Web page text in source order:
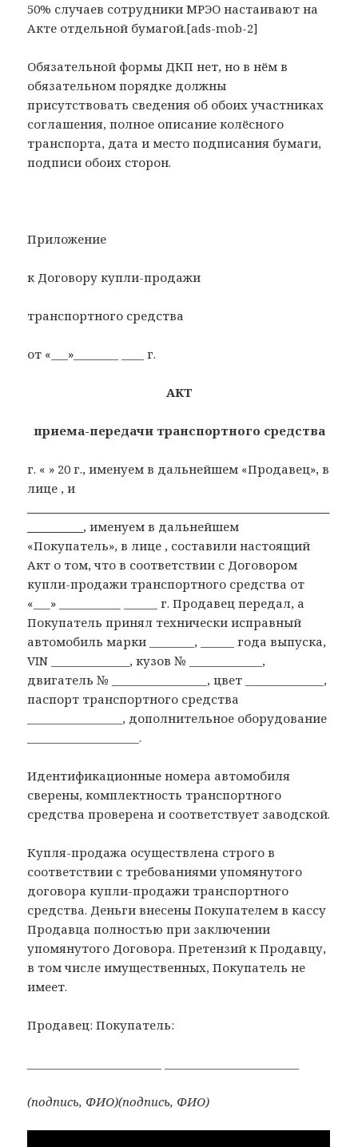
50% случаев сотрудники МРЭО настаивают на
Акте отдельной бумагой.[ads-mob-2]
Обязательной формы ДКП нет, но в нём в
обязательном порядке должны
присутствовать сведения об обоих участниках
соглашения, полное описание колёсного
транспорта, дата и место подписания бумаги,
подписи обоих сторон.
Приложение
к Договору купли-продажи
транспортного средства
от «___»________ ____ г.
АКТ
приема-передачи транспортного средства
г. « » 20 г., именуем в дальнейшем «Продавец», в
лице , и
, именуем в дальнейшем
«Покупатель», в лице , составили настоящий
Акт о том, что в соответствии с Договором
купли-продажи транспортного средства от
«___» ___________ ______ г. Продавец передал, а
Покупатель принял технически исправный
автомобиль марки ________, ______ года выпуска,
VIN ______________, кузов № _____________,
двигатель № _________________, цвет ______________,
паспорт транспортного средства
_________________, дополнительное оборудование
____________________.
Идентификационные номера автомобиля
сверены, комплектность транспортного
средства проверена и соответствует заводской.
Купля-продажа осуществлена строго в
соответствии с требованиями упомянутого
договора купли-продажи транспортного
средства. Деньги внесены Покупателем в кассу
Продавца полностью при заключении
упомянутого Договора. Претензий к Продавцу,
в том числе имущественных, Покупатель не
имеет.
Продавец: Покупатель:
(подпись, ФИО)(подпись, ФИО)